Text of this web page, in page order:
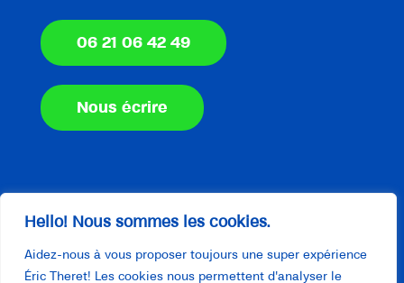
Hello! Nous sommes les cookies.
Aidez-nous à vous proposer toujours une super expérience
Éric Theret! Les cookies nous permettent d'analyser le
06 21 06 42 49
Nous écrire
© 2025 Eric Theret - Plombier Chauffagiste |
Tous droits réservés |Mentions légales |